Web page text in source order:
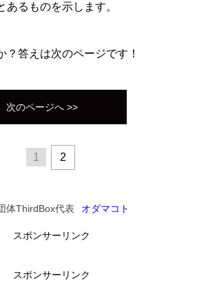
あるものを示します。
？答えは次のページです！
次のページへ >>
1 2
体ThirdBox代表 オダマコト
スポンサーリンク
スポンサーリンク